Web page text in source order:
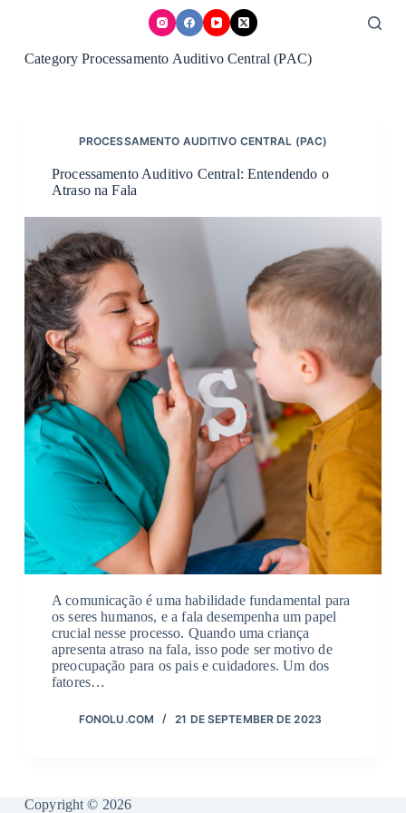
Category Processamento Auditivo Central (PAC)
PROCESSAMENTO AUDITIVO CENTRAL (PAC)
Processamento Auditivo Central: Entendendo o
Atraso na Fala
A comunicação é uma habilidade fundamental para
os seres humanos, e a fala desempenha um papel
crucial nesse processo. Quando uma criança
apresenta atraso na fala, isso pode ser motivo de
preocupação para os pais e cuidadores. Um dos
fatores…
FONOLU.COM 21 DE SEPTEMBER DE 2023
Copyright © 2026